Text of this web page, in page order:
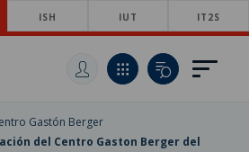
ISH IUT IT2S
Gastón Berger
del Centro Gaston Berger del